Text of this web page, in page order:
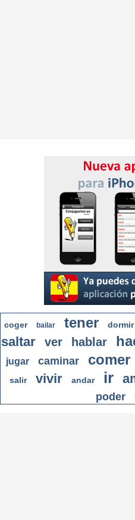
coger bailar tener dormir
saltar
ver hablar
jugar caminar comer
salir vivir andar ir
poder